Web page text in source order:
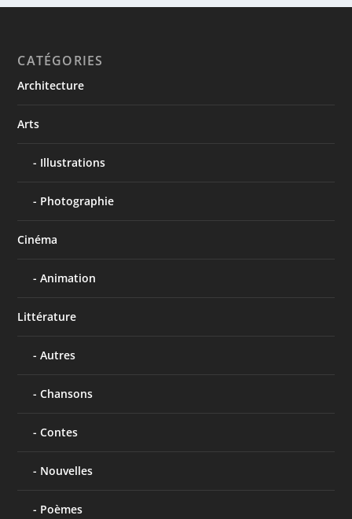
CATÉGORIES
Architecture
Arts
Illustrations
Photographie
Cinéma
Animation
Littérature
Autres
Chansons
Contes
Nouvelles
Poèmes